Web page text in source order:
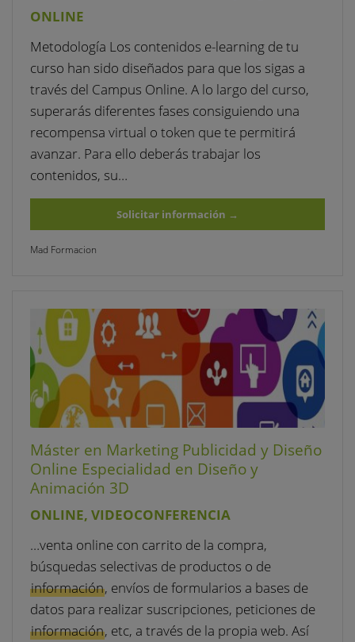
ONLINE
Metodología Los contenidos e-learning de tu
curso han sido diseñados para que los sigas a
través del Campus Online. A lo largo del curso,
superarás diferentes fases consiguiendo una
recompensa virtual o token que te permitirá
avanzar. Para ello deberás trabajar los
contenidos, su…
Solicitar información →
Mad Formacion
Máster en Marketing Publicidad y Diseño
Online Especialidad en Diseño y
Animación 3D
ONLINE, VIDEOCONFERENCIA
…venta online con carrito de la compra,
búsquedas selectivas de productos o de
información, envíos de formularios a bases de
datos para realizar suscripciones, peticiones de
información, etc, a través de la propia web. Así